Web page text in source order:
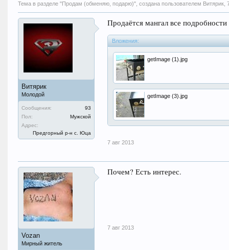
Тема в разделе "Продам (обменяю, подарю)", создана пользователем Витярик,
Витярик
Молодой
Сообщения:
93
Пол:
Мужской
Адрес:
Предгорный р-н с. Юца
Продаётся мангал все
Вложения:
getImage (1).jpg
getImage (3).jpg
7 авг 2013
Vozan
Мирный житель
Почем? Есть интерес.
7 авг 2013